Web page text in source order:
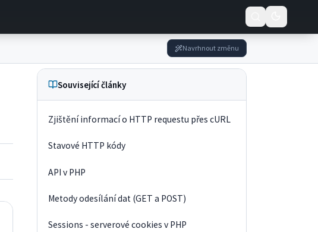
Navrhnout změnu
Související články
Zjištění informací o HTTP requestu přes cURL
Stavové HTTP kódy
API v PHP
Metody odesílání dat (GET a POST)
Sessions - serverové cookies v PHP